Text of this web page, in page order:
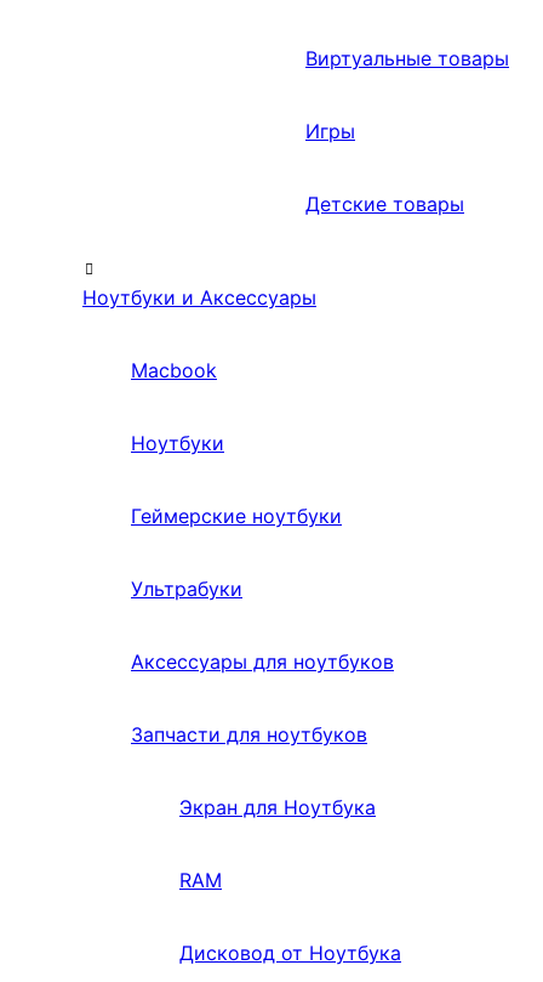
Виртуальные товары
Игры
Детские товары
Ноутбуки и Аксессуары
Macbook
Ноутбуки
Геймерские ноутбуки
Ультрабуки
Аксессуары для ноутбуков
Запчасти для ноутбуков
Экран для Ноутбука
RAM
Дисковод от Ноутбука